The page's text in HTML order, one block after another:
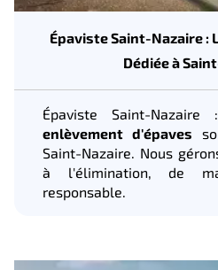
Épaviste Saint-Nazaire :
Dédiée à
Épaviste Saint-
enlèvement d'épaves
Saint-Nazaire. Nous
à l'élimination, de
responsable.